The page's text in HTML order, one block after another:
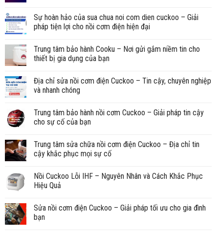
Sự hoàn hảo của sua chua noi com dien cuckoo – Giải
pháp tiện lợi cho nồi cơm điện hiện đại
Trung tâm bảo hành Cooku – Nơi gửi gắm niềm tin cho
thiết bị gia dụng của bạn
Địa chỉ sửa nồi cơm điện Cuckoo – Tin cậy, chuyên nghiệp
và nhanh chóng
Trung tâm bảo hành nồi cơm Cuckoo – Giải pháp tin cậy
cho sự cố của bạn
Trung tâm sửa chữa nồi cơm điện Cuckoo – Địa chỉ tin
cậy khắc phục mọi sự cố
Nồi Cuckoo Lỗi IHF – Nguyên Nhân và Cách Khắc Phục
Hiệu Quả
Sửa nồi cơm điện Cuckoo – Giải pháp tối ưu cho gia đình
bạn